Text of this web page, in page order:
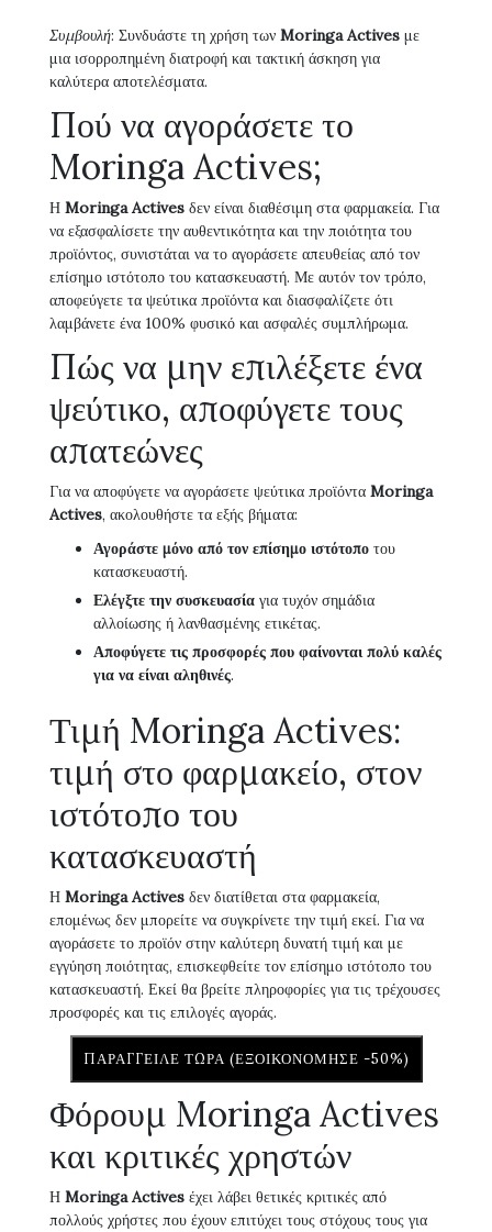
Συμβουλή: Συνδυάστε τη χρήση των Moringa Actives με
μια ισορροπημένη διατροφή και τακτική άσκηση για
καλύτερα αποτελέσματα.
Πού να αγοράσετε το
Moringa Actives;
Η Moringa Actives δεν είναι διαθέσιμη στα φαρμακεία. Για
να εξασφαλίσετε την αυθεντικότητα και την ποιότητα του
προϊόντος, συνιστάται να το αγοράσετε απευθείας από τον
επίσημο ιστότοπο του κατασκευαστή. Με αυτόν τον τρόπο,
αποφεύγετε τα ψεύτικα προϊόντα και διασφαλίζετε ότι
λαμβάνετε ένα 100% φυσικό και ασφαλές συμπλήρωμα.
Πώς να μην επιλέξετε ένα
ψεύτικο, αποφύγετε τους
απατεώνες
Για να αποφύγετε να αγοράσετε ψεύτικα προϊόντα Moringa
Actives, ακολουθήστε τα εξής βήματα:
Αγοράστε μόνο από τον επίσημο ιστότοπο του
κατασκευαστή.
Ελέγξτε την συσκευασία για τυχόν σημάδια
αλλοίωσης ή λανθασμένης ετικέτας.
Αποφύγετε τις προσφορές που φαίνονται πολύ καλές
για να είναι αληθινές.
Τιμή Moringa Actives:
τιμή στο φαρμακείο, στον
ιστότοπο του
κατασκευαστή
Η Moringa Actives δεν διατίθεται στα φαρμακεία,
επομένως δεν μπορείτε να συγκρίνετε την τιμή εκεί. Για να
αγοράσετε το προϊόν στην καλύτερη δυνατή τιμή και με
εγγύηση ποιότητας, επισκεφθείτε τον επίσημο ιστότοπο του
κατασκευαστή. Εκεί θα βρείτε πληροφορίες για τις τρέχουσες
προσφορές και τις επιλογές αγοράς.
ΠΑΡΆΓΓΕΙΛΕ ΤΏΡΑ (ΕΞΟΙΚΟΝΌΜΗΣΕ -50%)
Φόρουμ Moringa Actives
και κριτικές χρηστών
Η Moringa Actives έχει λάβει θετικές κριτικές από
πολλούς χρήστες που έχουν επιτύχει τους στόχους τους για